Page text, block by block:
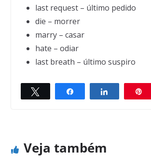
last request – último pedido
die – morrer
marry – casar
hate – odiar
last breath – último suspiro
Compartilhar Compartilhar
← Previous
Next →
Veja também